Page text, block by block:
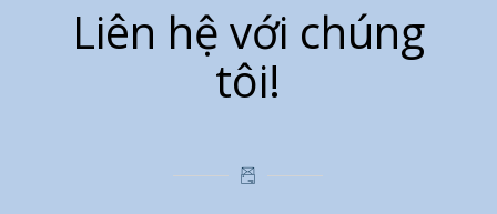
Liên hệ với chúng
tôi!